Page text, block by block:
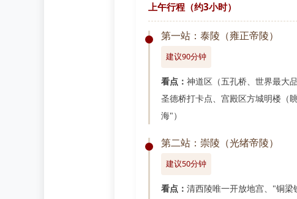
上午行程（约3小时）
第一站：泰陵（雍正帝陵）
建议90分钟
看点： 神道区（五孔桥、世界最大
圣德桥打卡点、宫殿区方城明楼（
海"）
第二站：崇陵（光绪帝陵）
建议50分钟
看点： 清西陵唯一开放地宫、"铜